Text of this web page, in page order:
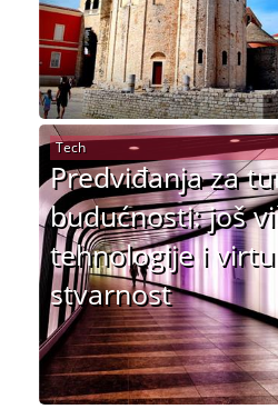
Predviđanja za
budućnosti: još
tehnologije i
stvarnost
Tech